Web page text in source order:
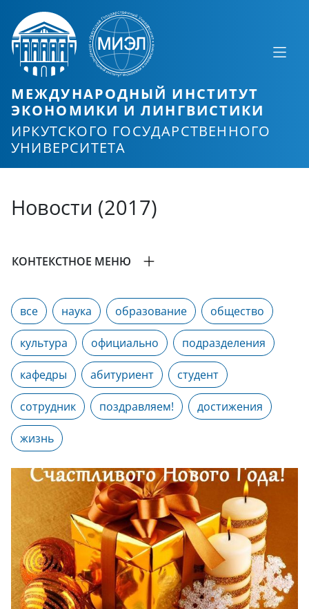
МЕЖДУНАРОДНЫЙ ИНСТИТУТ
ЭКОНОМИКИ И ЛИНГВИСТИКИ
ИРКУТСКОГО ГОСУДАРСТВЕННОГО
УНИВЕРСИТЕТА
Новости (2017)
КОНТЕКСТНОЕ МЕНЮ
все наука образование общество
культура официально подразделения
кафедры абитуриент студент
сотрудник поздравляем! достижения
жизнь